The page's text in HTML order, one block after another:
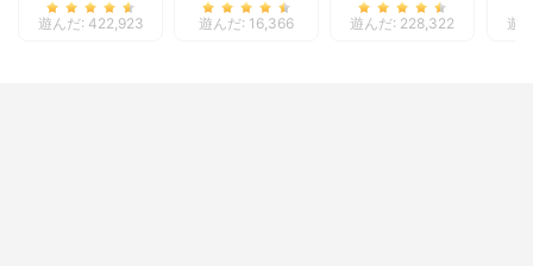
遊んだ: 422,923 遊んだ: 16,366 遊んだ: 228,322 遊